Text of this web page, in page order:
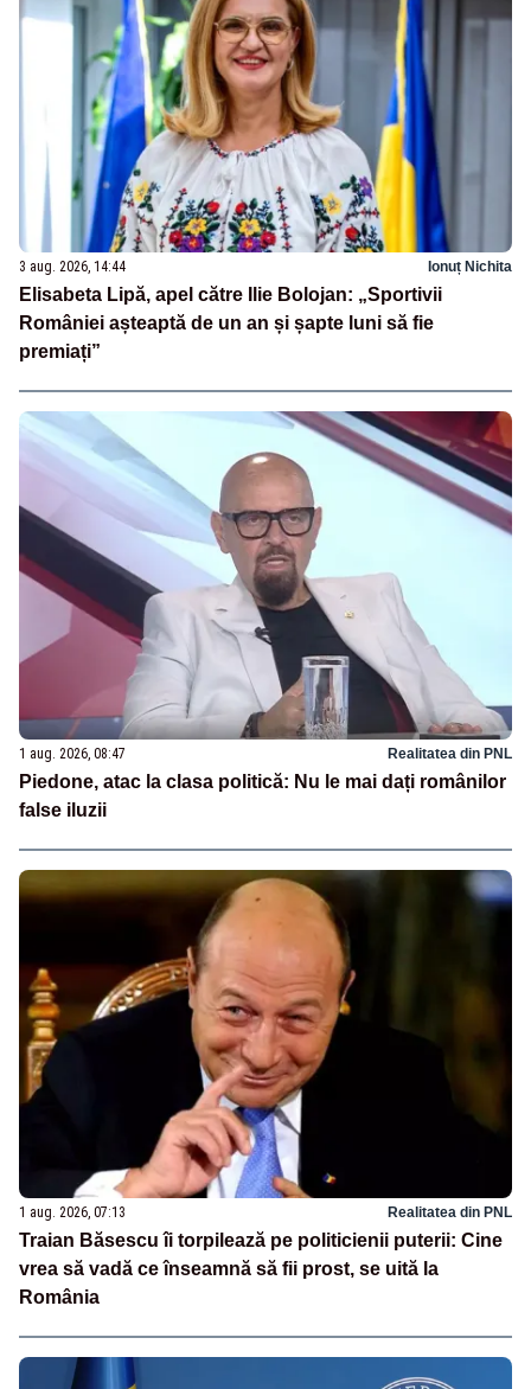
3 aug. 2026, 14:44 Ionuț Nichita
Elisabeta Lipă, apel către Ilie Bolojan: „Sportivii
României așteaptă de un an și șapte luni să fie
premiați”
1 aug. 2026, 08:47 Realitatea din PNL
Piedone, atac la clasa politică: Nu le mai dați românilor
false iluzii
1 aug. 2026, 07:13 Realitatea din PNL
Traian Băsescu îi torpilează pe politicienii puterii: Cine
vrea să vadă ce înseamnă să fii prost, se uită la
România